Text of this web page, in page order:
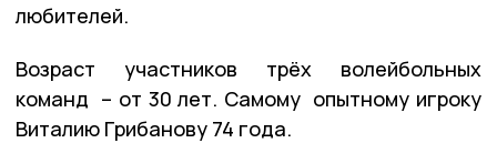
любителей.
Возраст участников трёх волейбольных
команд – от 30 лет. Самому опытному игроку
Виталию Грибанову 74 года.